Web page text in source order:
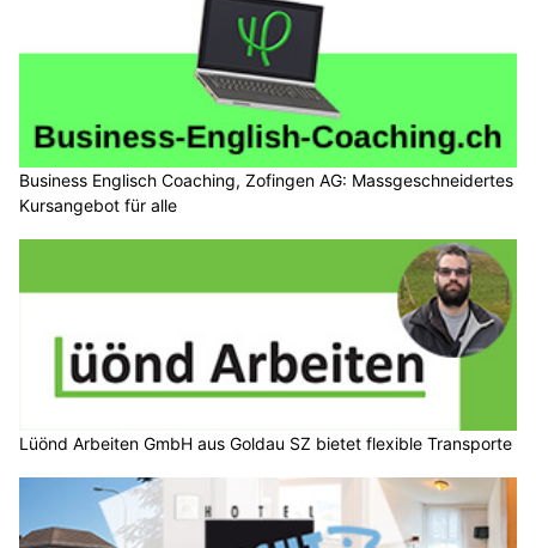
Business Englisch Coaching, Zofingen AG: Massgeschneidertes
Kursangebot für alle
Lüönd Arbeiten GmbH aus Goldau SZ bietet flexible Transporte